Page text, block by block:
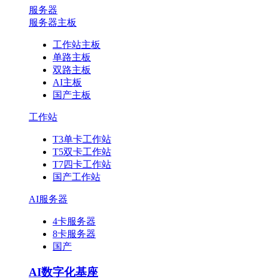
服务器
服务器主板
工作站主板
单路主板
双路主板
AI主板
国产主板
工作站
T3单卡工作站
T5双卡工作站
T7四卡工作站
国产工作站
AI服务器
4卡服务器
8卡服务器
国产
AI数字化基座